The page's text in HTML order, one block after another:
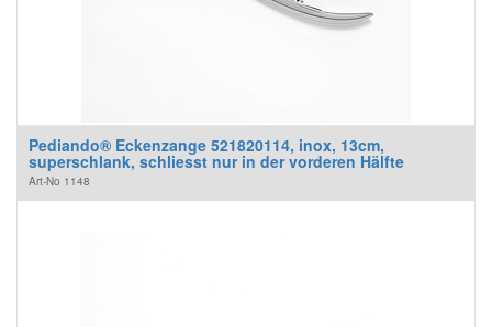
Pediando® Eckenzange 521820114, inox, 13cm,
superschlank, schliesst nur in der vorderen Hälfte
Art-No 1148